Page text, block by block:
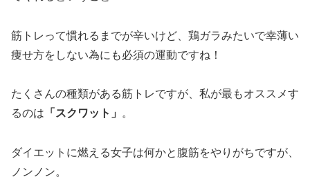
筋トレって慣れるまでが辛いけど、鶏ガラみたいで幸薄い
痩せ方をしない為にも必須の運動ですね！
たくさんの種類がある筋トレですが、私が最もオススメす
るのは 「スクワット」 。
ダイエットに燃える女子は何かと腹筋をやりがちですが、
ノンノン。